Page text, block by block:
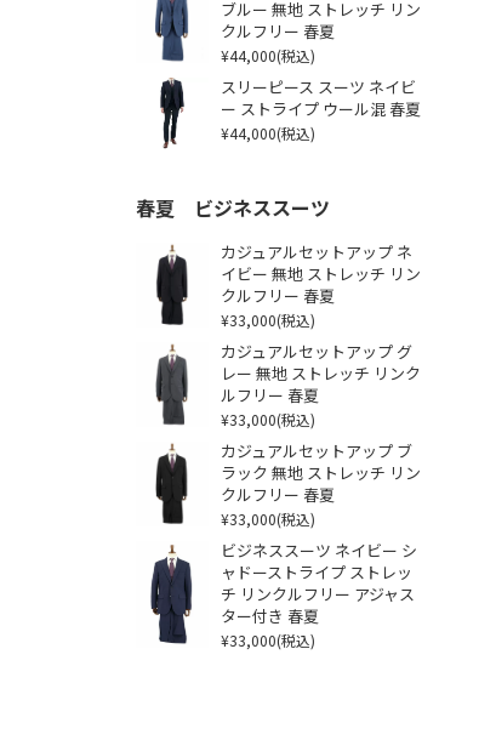
ブルー 無地 ストレッチ リン
クルフリー 春夏
¥44,000(税込)
スリーピース スーツ ネイビ
ー ストライプ ウール混 春夏
¥44,000(税込)
春夏 ビジネススーツ
カジュアルセットアップ ネ
イビー 無地 ストレッチ リン
クルフリー 春夏
¥33,000(税込)
カジュアルセットアップ グ
レー 無地 ストレッチ リンク
ルフリー 春夏
¥33,000(税込)
カジュアルセットアップ ブ
ラック 無地 ストレッチ リン
クルフリー 春夏
¥33,000(税込)
ビジネススーツ ネイビー シ
ャドーストライプ ストレッ
チ リンクルフリー アジャス
ター付き 春夏
¥33,000(税込)